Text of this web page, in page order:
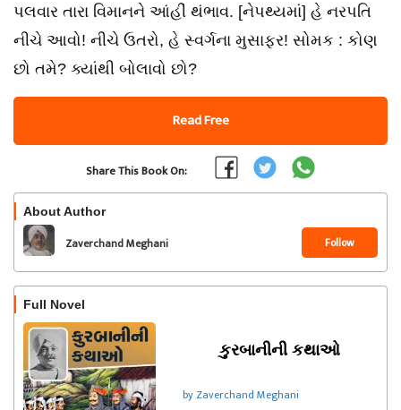
પલવાર તારા વિમાનને આંહીં થંભાવ. [નેપથ્યમાં] હે નરપતિ
નીચે આવો! નીચે ઉતરો, હે સ્વર્ગના મુસાફર! સોમક : કોણ
છો તમે? ક્યાંથી બોલાવો છો?
Read Free
Share This Book On:
About Author
Zaverchand Meghani Follow
Full Novel
કુરબાનીની કથાઓ
by Zaverchand Meghani